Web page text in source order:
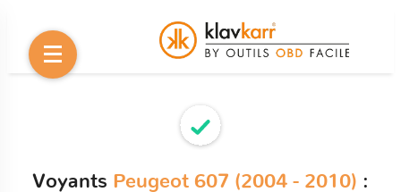
Voyants Peugeot 607 (2004 - 2010) :